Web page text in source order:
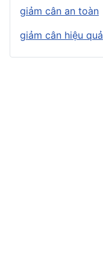
giảm cân an toàn
giảm cân hiệu quả